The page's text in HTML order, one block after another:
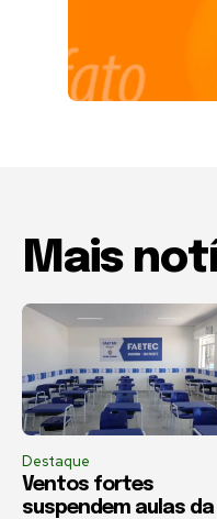
Mais
Destaque
Ventos fortes
suspendem aulas da